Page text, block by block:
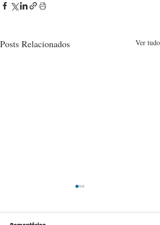
Posts Relacionados Ver tudo